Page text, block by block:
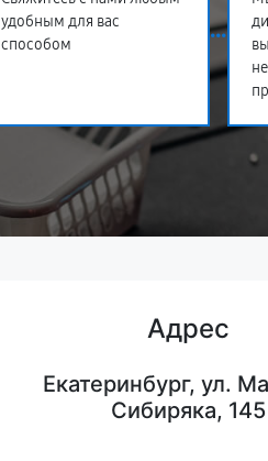
удобным для вас
способом
Адрес
Екатеринбург, ул.
Сибиряка, 145